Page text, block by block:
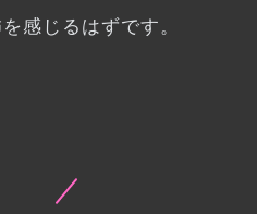
感じるはずです。